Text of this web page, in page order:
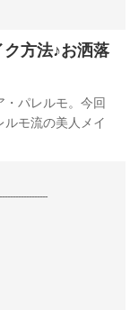
方法♪お洒落
パレルモ。今回
モ流の美人メイ